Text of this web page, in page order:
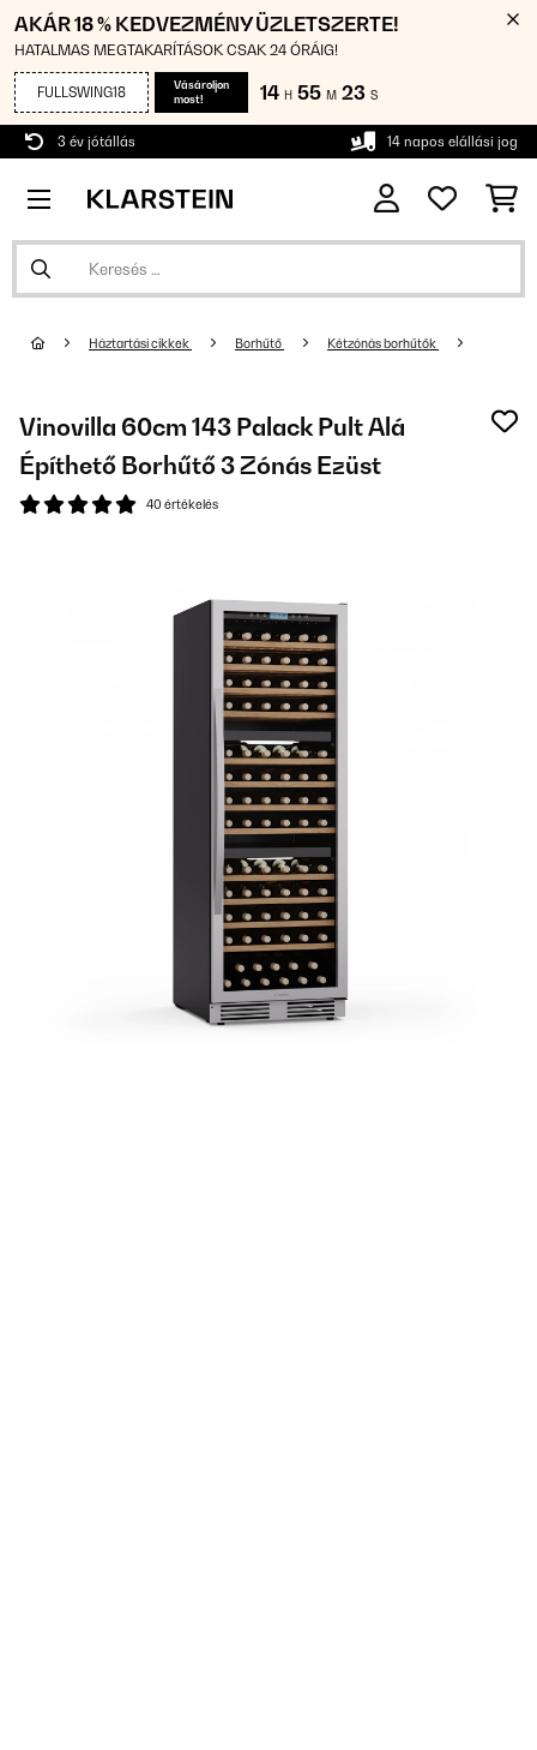
AKÁR 18 % KEDVEZMÉNY ÜZLETSZERTE!
HATALMAS MEGTAKARÍTÁSOK CSAK 24 ÓRÁIG!
FULLSWING18
Vásároljon
most!
14 H 55 M 22 S
3 év jótállás 14 napos elállási jog
Háztartási cikkek Borhűtő Kétzónás borhűtők
Vinovilla 60cm 143 Palack Pult Alá
Építhető Borhűtő 3 Zónás Ezüst
40 értékelés